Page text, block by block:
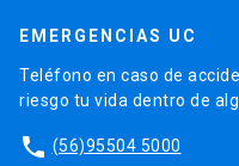
EMERGENCIAS UC
Teléfono en caso de
riesgo tu vida dentro de
phone (56)95504 5000